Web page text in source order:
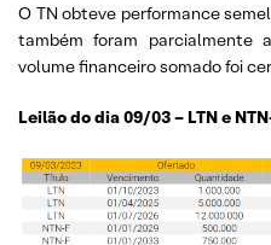
O TN obteve performance
também foram parcialmente
volume financeiro somado foi
Leilão do dia 09/03 – LTN e